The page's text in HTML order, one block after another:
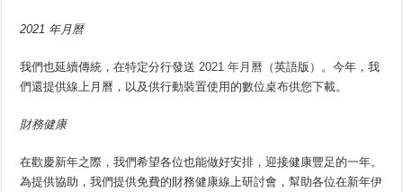
2021 年月曆
我們也延續傳統，在特定分行發送2021 年月曆 （英語版）。今年，我
們還提供線上月曆，以及供行動裝置使用的數位桌布供您下載。
財務健康
在歡慶新年之際，我們希望各位也能做好安排，迎接健康豐足的一年。
為提供協助，我們提供免費的財務健康線上研討會，幫助各位在新年伊